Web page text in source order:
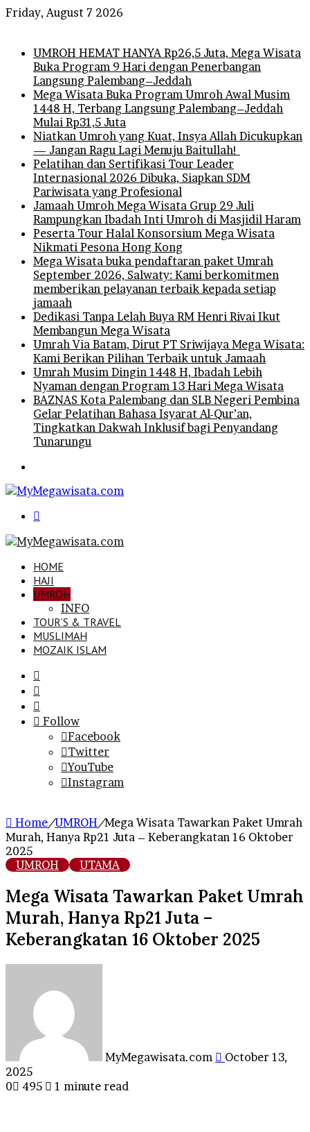
Friday, August 7 2026
UMROH HEMAT HANYA Rp26,5 Juta, Mega Wisata
Buka Program 9 Hari dengan Penerbangan
Langsung Palembang–Jeddah
Mega Wisata Buka Program Umroh Awal Musim
1448 H, Terbang Langsung Palembang–Jeddah
Mulai Rp31,5 Juta
Niatkan Umroh yang Kuat, Insya Allah Dicukupkan
— Jangan Ragu Lagi Menuju Baitullah!
Pelatihan dan Sertifikasi Tour Leader
Internasional 2026 Dibuka, Siapkan SDM
Pariwisata yang Profesional
Jamaah Umroh Mega Wisata Grup 29 Juli
Rampungkan Ibadah Inti Umroh di Masjidil Haram
Peserta Tour Halal Konsorsium Mega Wisata
Nikmati Pesona Hong Kong
Mega Wisata buka pendaftaran paket Umrah
September 2026, Salwaty: Kami berkomitmen
memberikan pelayanan terbaik kepada setiap
jamaah
Dedikasi Tanpa Lelah Buya RM Henri Rivai Ikut
Membangun Mega Wisata
Umrah Via Batam, Dirut PT Sriwijaya Mega Wisata:
Kami Berikan Pilihan Terbaik untuk Jamaah
Umrah Musim Dingin 1448 H, Ibadah Lebih
Nyaman dengan Program 13 Hari Mega Wisata
BAZNAS Kota Palembang dan SLB Negeri Pembina
Gelar Pelatihan Bahasa Isyarat Al-Qur’an,
Tingkatkan Dakwah Inklusif bagi Penyandang
Tunarungu
HOME
HAJI
UMROH
INFO
TOUR’S & TRAVEL
MUSLIMAH
MOZAIK ISLAM
In
Follow
Facebook
Twitter
YouTube
Instagram
Home/UMROH/Mega Wisata Tawarkan Paket Umrah
Murah, Hanya Rp21 Juta – Keberangkatan 16 Oktober
2025
UMROH
UTAMA
Mega Wisata Tawarkan Paket Umrah
Murah, Hanya Rp21 Juta –
Keberangkatan 16 Oktober 2025
MyMegawisata.com
October 13,
2025
0
495 1 minute read